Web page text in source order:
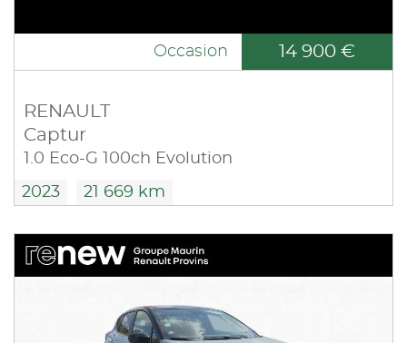
Occasion 14 900 €
RENAULT
Captur
1.0 Eco-G 100ch Evolution
2023 21 669 km